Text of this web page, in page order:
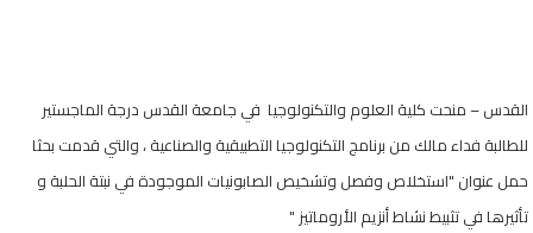
القدس – منحت كلية العلوم والتكنولوجيا في جامعة القدس درجة الماجستير
للطالبة فداء مالك من برنامج التكنولوجيا التطبيقية والصناعية ، والتي قدمت بحثا
حمل عنوان "استخلاص وفصل وتشخيص الصابونيات الموجودة في نبتة الحلبة و
تأثيرها في تثبيط نشاط أنزيم الأروماتيز "